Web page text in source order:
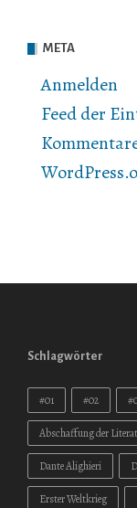
META
Anmelden
Feed der
Schlagwörter
#01 #02
Abschaffung der
Dante Alighieri
Erster Weltkrieg